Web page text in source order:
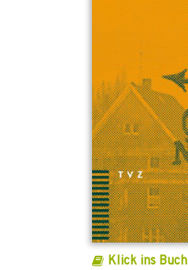
Klick ins Buch